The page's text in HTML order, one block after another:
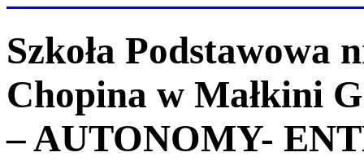
Szkoła Podstawowa
Chopina w Małkini
– AUTONOMY-